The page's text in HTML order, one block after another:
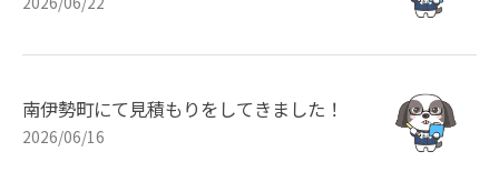
南伊勢町にて見積もりをしてきました！
2026/06/16